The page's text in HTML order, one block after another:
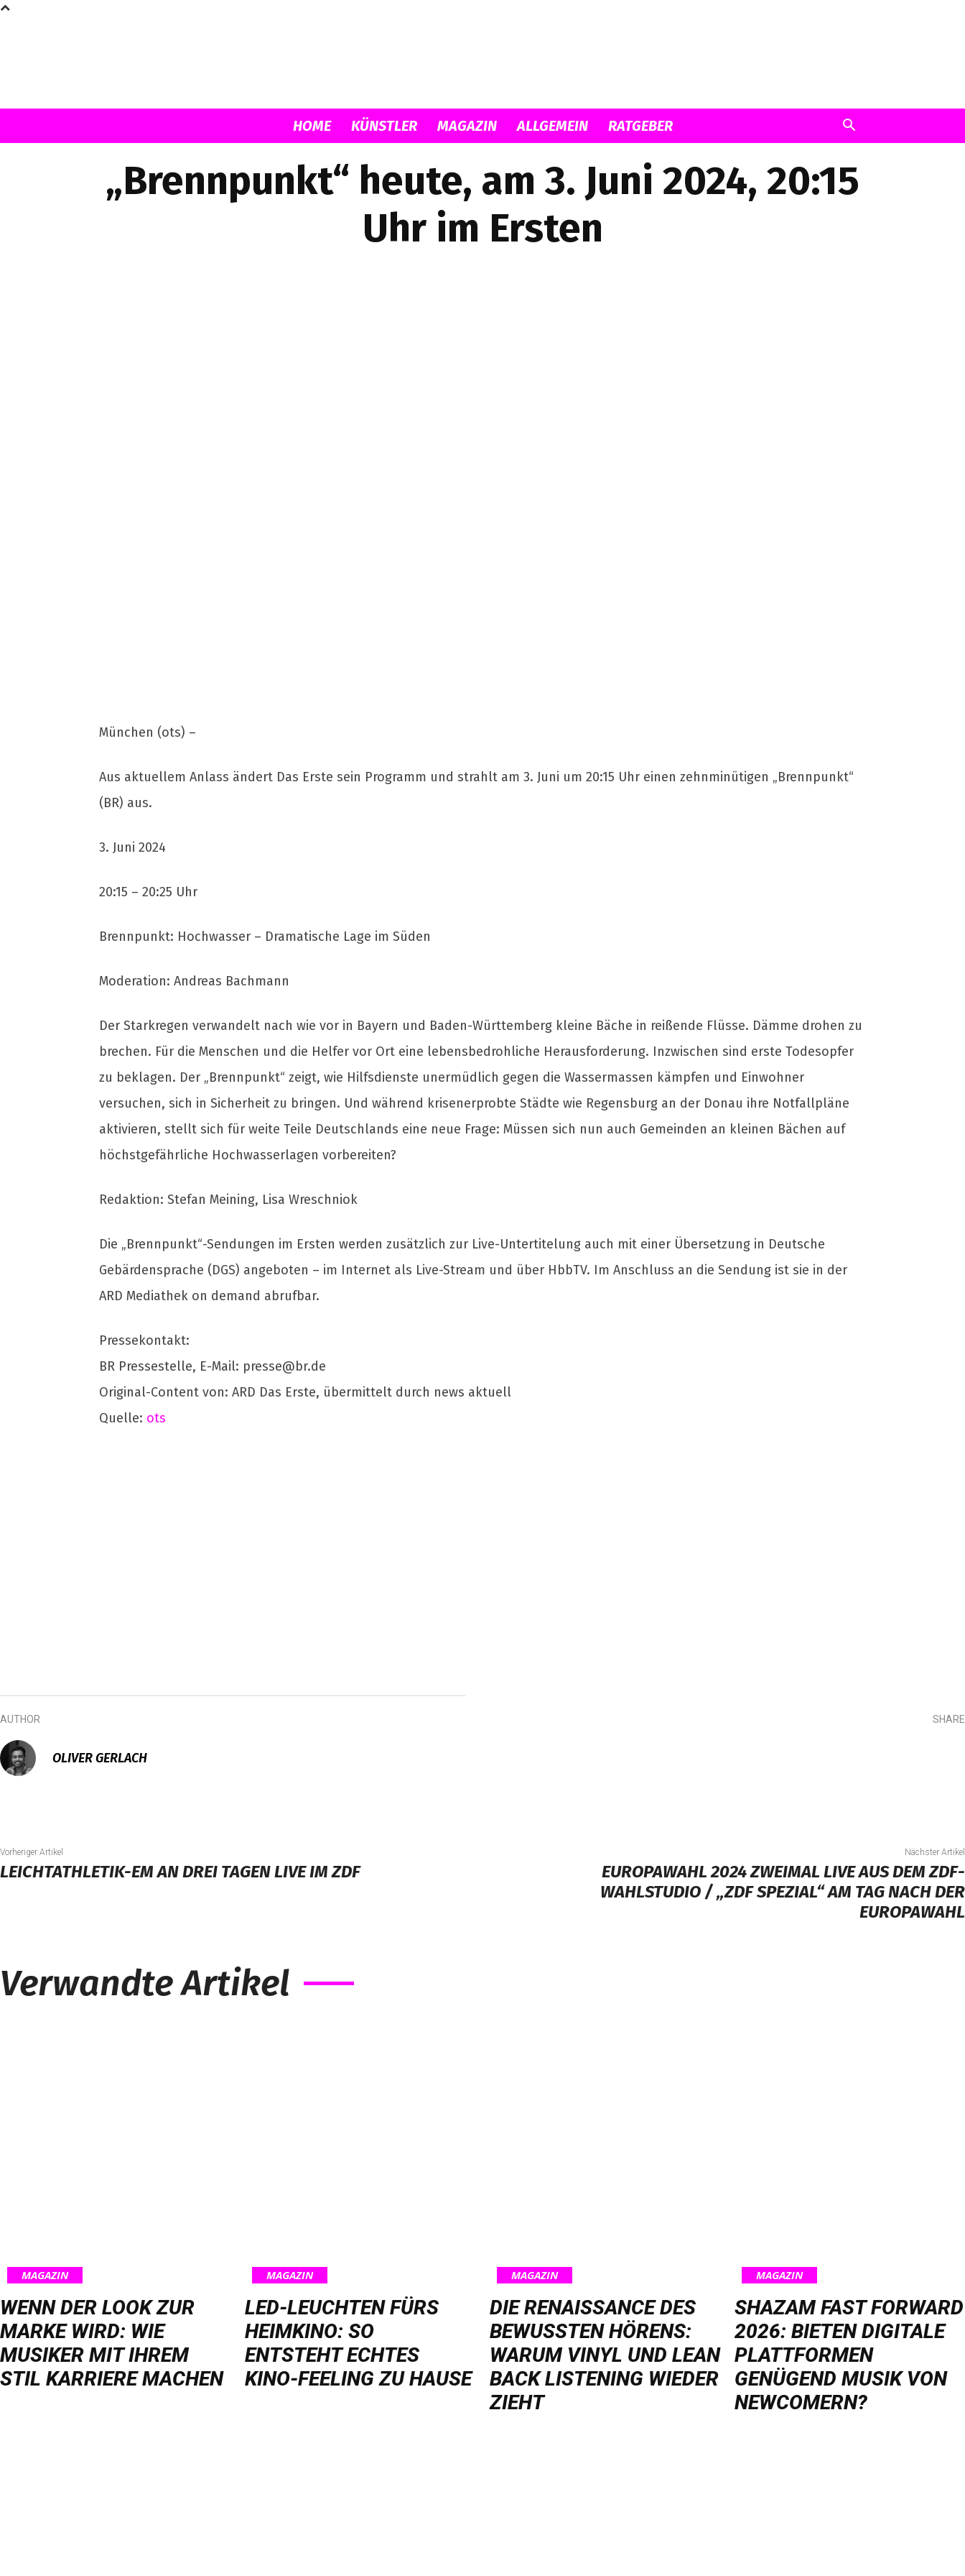
Musicload
HOME KÜNSTLER MAGAZIN ALLGEMEIN RATGEBER
„Brennpunkt“ heute, am 3. Juni 2024, 20:15
Uhr im Ersten
München (ots) –
Aus aktuellem Anlass ändert Das Erste sein Programm und strahlt am 3. Juni um 20:15 Uhr einen zehnminütigen „Brennpunkt“
(BR) aus.
3. Juni 2024
20:15 – 20:25 Uhr
Brennpunkt: Hochwasser – Dramatische Lage im Süden
Moderation: Andreas Bachmann
Der Starkregen verwandelt nach wie vor in Bayern und Baden-Württemberg kleine Bäche in reißende Flüsse. Dämme drohen zu
brechen. Für die Menschen und die Helfer vor Ort eine lebensbedrohliche Herausforderung. Inzwischen sind erste Todesopfer
zu beklagen. Der „Brennpunkt“ zeigt, wie Hilfsdienste unermüdlich gegen die Wassermassen kämpfen und Einwohner
versuchen, sich in Sicherheit zu bringen. Und während krisenerprobte Städte wie Regensburg an der Donau ihre Notfallpläne
aktivieren, stellt sich für weite Teile Deutschlands eine neue Frage: Müssen sich nun auch Gemeinden an kleinen Bächen auf
höchstgefährliche Hochwasserlagen vorbereiten?
Redaktion: Stefan Meining, Lisa Wreschniok
Die „Brennpunkt“-Sendungen im Ersten werden zusätzlich zur Live-Untertitelung auch mit einer Übersetzung in Deutsche
Gebärdensprache (DGS) angeboten – im Internet als Live-Stream und über HbbTV. Im Anschluss an die Sendung ist sie in der
ARD Mediathek on demand abrufbar.
Pressekontakt:
BR Pressestelle, E-Mail: presse@br.de
Original-Content von: ARD Das Erste, übermittelt durch news aktuell
Quelle: ots
AUTHOR
OLIVER GERLACH
SHARE
Vorheriger Artikel
LEICHTATHLETIK-EM AN DREI TAGEN LIVE IM ZDF
Nächster Artikel
EUROPAWAHL 2024 ZWEIMAL LIVE AUS DEM ZDF-
WAHLSTUDIO / „ZDF SPEZIAL“ AM TAG NACH DER
EUROPAWAHL
Verwandte Artikel
MAGAZIN
WENN DER LOOK ZUR
MARKE WIRD: WIE
MUSIKER MIT IHREM
STIL KARRIERE MACHEN
MAGAZIN
LED-LEUCHTEN FÜRS
HEIMKINO: SO
ENTSTEHT ECHTES
KINO-FEELING ZU HAUSE
MAGAZIN
DIE RENAISSANCE DES
BEWUSSTEN HÖRENS:
WARUM VINYL UND LEAN
BACK LISTENING WIEDER
ZIEHT
MAGAZIN
SHAZAM FAST FORWARD
2026: BIETEN DIGITALE
PLATTFORMEN
GENÜGEND MUSIK VON
NEWCOMERN?